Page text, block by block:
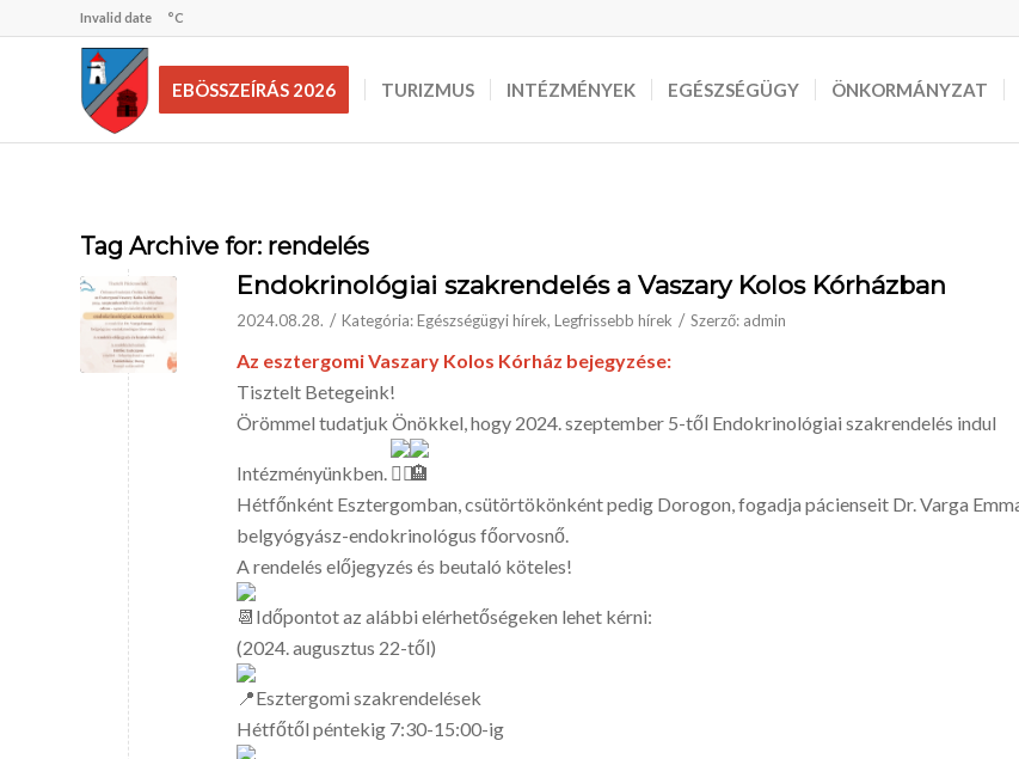
Invalid date °C
EBÖSSZEÍRÁS 2026 TURIZMUS INTÉZMÉNYEK EGÉSZSÉGÜGY ÖNKORMÁNYZAT
Tag Archive for: rendelés
Endokrinológiai szakrendelés a Vaszary Kolos Kórházban
2024.08.28. / Kategória:Egészségügyi hírek, Legfrissebb hírek / Szerző: admin
Az esztergomi Vaszary Kolos Kórház bejegyzése:
Tisztelt Betegeink!
Örömmel tudatjuk Önökkel, hogy 2024. szeptember 5-től Endokrinológiai szakrendelés indul
Intézményünkben.
Hétfőnként Esztergomban, csütörtökönként pedig Dorogon, fogadja pácienseit Dr. Varga
belgyógyász-endokrinológus főorvosnő.
A rendelés előjegyzés és beutaló köteles!
Időpontot az alábbi elérhetőségeken lehet kérni:
(2024. augusztus 22-től)
Esztergomi szakrendelések
Hétfőtől péntekig 7:30-15:00-ig